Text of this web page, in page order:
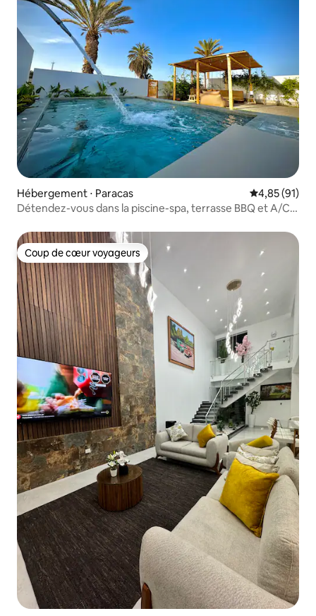
Hébergement ⋅ Paracas Évaluation
4,85 (91)
Détendez-vous dans la piscine-spa, terrasse BBQ et A/C
Coup de cœur voyageurs
Coup de cœur voyageurs